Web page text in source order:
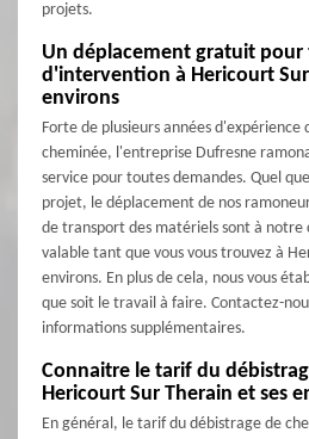
projets.
Un déplacement gratuit
d'intervention à Hericourt
environs
Forte de plusieurs années d'expérience
cheminée, l'entreprise Dufresne
service pour toutes demandes. Quel
projet, le déplacement de nos
de transport des matériels sont à
valable tant que vous vous trouvez à
environs. En plus de cela, nous vous
que soit le travail à faire. Contactez-
informations supplémentaires.
Connaitre le tarif du
Hericourt Sur Therain et ses
En général, le tarif du débistrage de